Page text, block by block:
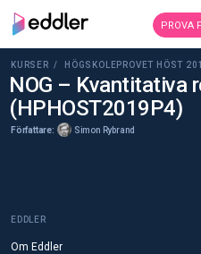
PROVA
KURSER / HÖGSKOLEPROVET HÖST
NOG – Kvantitativa
(HPHOST2019P4)
Författare: Simon Rybrand
EDDLER
Om Eddler